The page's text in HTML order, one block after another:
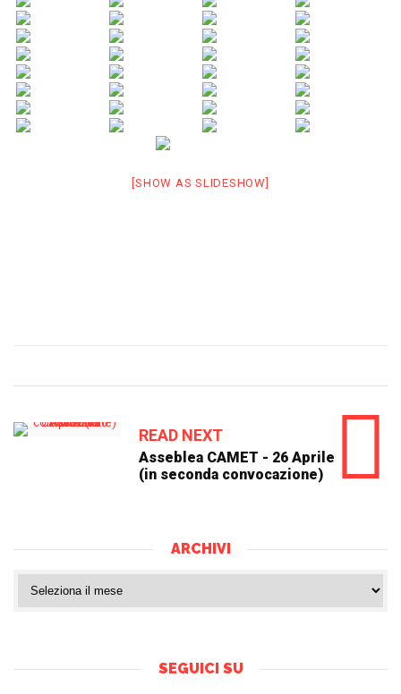
[SHOW AS SLIDESHOW]
READ NEXT
Asseblea CAMET - 26 Aprile
(in seconda convocazione)
ARCHIVI
SEGUICI SU